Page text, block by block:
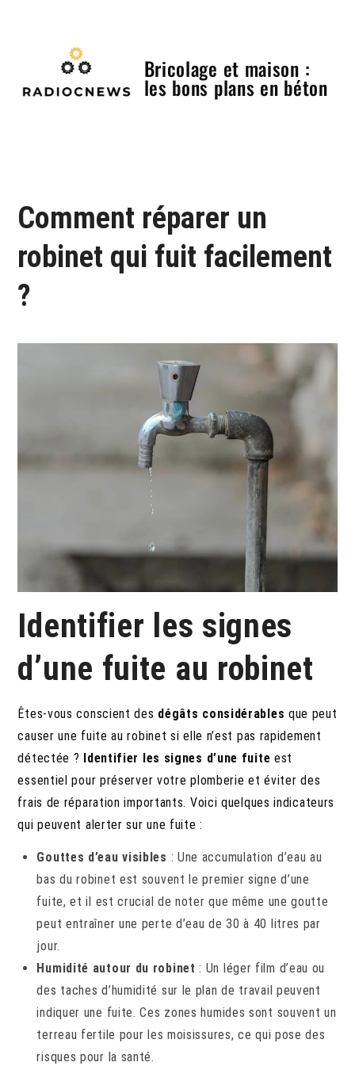
Bricolage et maison :
les bons plans en béton
Comment réparer un
robinet qui fuit facilement
?
Identifier les signes
d’une fuite au robinet
Êtes-vous conscient des dégâts considérables que peut
causer une fuite au robinet si elle n’est pas rapidement
détectée ?
Identifier les signes d’une fuite est
essentiel pour préserver votre plomberie et éviter des
frais de réparation importants. Voici quelques indicateurs
qui peuvent alerter sur une fuite :
Gouttes d’eau visibles : Une accumulation d’eau au
bas du robinet est souvent le premier signe d’une
fuite, et il est crucial de noter que même une goutte
peut entraîner une perte d’eau de 30 à 40 litres par
jour.
Humidité autour du robinet : Un léger film d’eau ou
des taches d’humidité sur le plan de travail peuvent
indiquer une fuite. Ces zones humides sont souvent un
terreau fertile pour les moisissures, ce qui pose des
risques pour la santé.